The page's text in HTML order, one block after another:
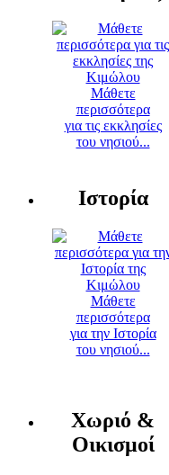
Μάθετε
περισσότερα
για τις εκκλησίες
του νησιού...
Ιστορία
Μάθετε
περισσότερα
για την Ιστορία
του νησιού...
Χωριό &
Οικισμοί